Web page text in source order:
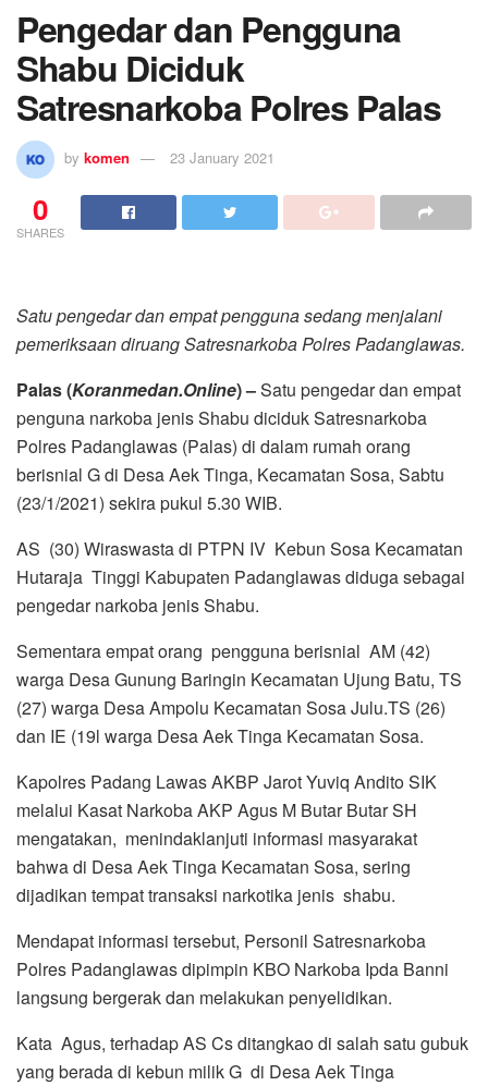
Pengedar dan Pengguna
Shabu Diciduk
Satresnarkoba Polres Palas
by komen 23 January 2021
0
SHARES
Satu pengedar dan empat pengguna sedang menjalani
pemeriksaan diruang Satresnarkoba Polres Padanglawas.
Palas (Koranmedan.Online) –Satu pengedar dan empat
penguna narkoba jenis Shabu diciduk Satresnarkoba
Polres Padanglawas (Palas) di dalam rumah orang
berisnial G di Desa Aek Tinga, Kecamatan Sosa, Sabtu
(23/1/2021) sekira pukul 5.30 WIB.
AS (30) Wiraswasta di PTPN IV Kebun Sosa Kecamatan
Hutaraja Tinggi Kabupaten Padanglawas diduga sebagai
pengedar narkoba jenis Shabu.
Sementara empat orang pengguna berisnial AM (42)
warga Desa Gunung Baringin Kecamatan Ujung Batu, TS
(27) warga Desa Ampolu Kecamatan Sosa Julu.TS (26)
dan IE (19l warga Desa Aek Tinga Kecamatan Sosa.
Kapolres Padang Lawas AKBP Jarot Yuviq Andito SIK
melalui Kasat Narkoba AKP Agus M Butar Butar SH
mengatakan, menindaklanjuti informasi masyarakat
bahwa di Desa Aek Tinga Kecamatan Sosa, sering
dijadikan tempat transaksi narkotika jenis shabu.
Mendapat informasi tersebut, Personil Satresnarkoba
Polres Padanglawas dipimpin KBO Narkoba Ipda Banni
langsung bergerak dan melakukan penyelidikan.
Kata Agus, terhadap AS Cs ditangkao di salah satu gubuk
yang berada di kebun milik G di Desa Aek Tinga